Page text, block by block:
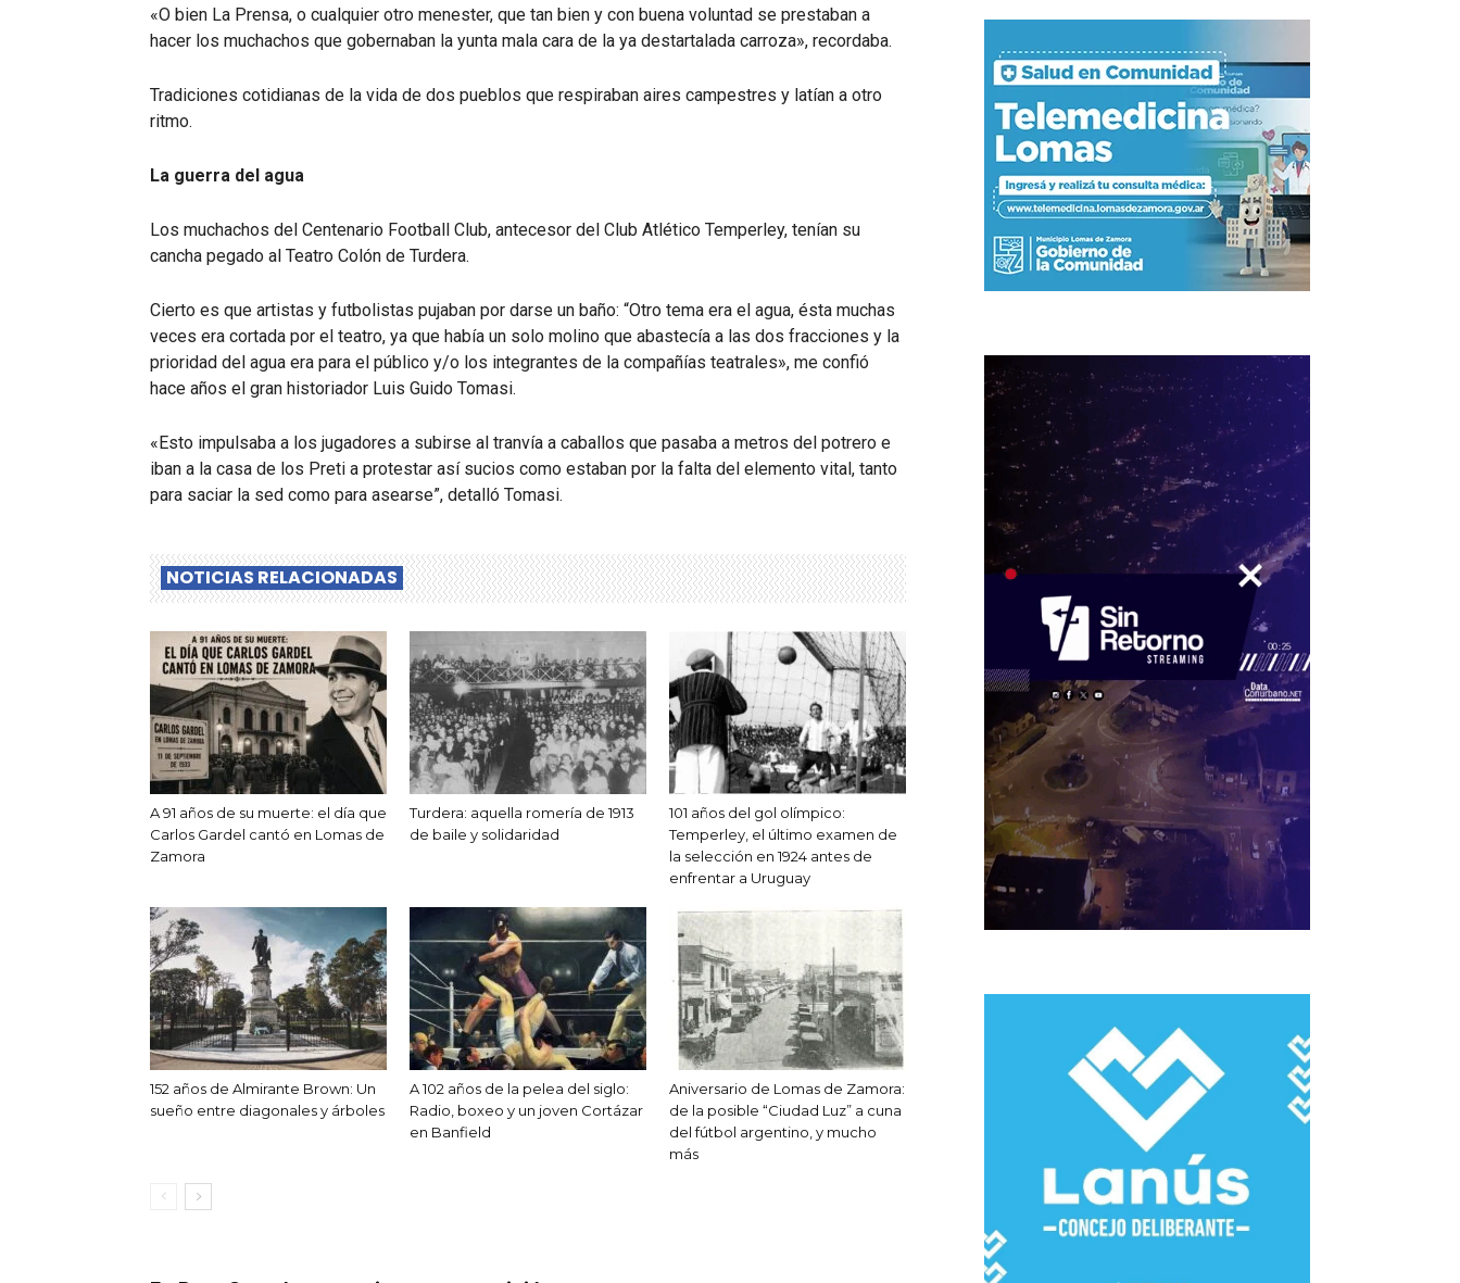
«O bien La Prensa, o cualquier otro menester, que tan bien y con buena voluntad se prestaban a
hacer los muchachos que gobernaban la yunta mala cara de la ya destartalada carroza», recordaba.
Tradiciones cotidianas de la vida de dos pueblos que respiraban aires campestres y latían a otro
ritmo.
La guerra del agua
Los muchachos del Centenario Football Club, antecesor del Club Atlético Temperley, tenían su
cancha pegado al Teatro Colón de Turdera.
Cierto es que artistas y futbolistas pujaban por darse un baño: “Otro tema era el agua, ésta muchas
veces era cortada por el teatro, ya que había un solo molino que abastecía a las dos fracciones y la
prioridad del agua era para el público y/o los integrantes de la compañías teatrales», me confió
hace años el gran historiador Luis Guido Tomasi.
«Esto impulsaba a los jugadores a subirse al tranvía a caballos que pasaba a metros del potrero e
iban a la casa de los Preti a protestar así sucios como estaban por la falta del elemento vital, tanto
para saciar la sed como para asearse”, detalló Tomasi.
NOTICIAS RELACIONADAS
A 91 años de su muerte: el día que
Carlos Gardel cantó en Lomas de
Zamora
Turdera: aquella romería de 1913
de baile y solidaridad
101 años del gol olímpico:
Temperley, el último examen de
la selección en 1924 antes de
enfrentar a Uruguay
152 años de Almirante Brown: Un
sueño entre diagonales y árboles
A 102 años de la pelea del siglo:
Radio, boxeo y un joven Cortázar
en Banfield
Aniversario de Lomas de Zamora:
de la posible “Ciudad Luz” a cuna
del fútbol argentino, y mucho
más